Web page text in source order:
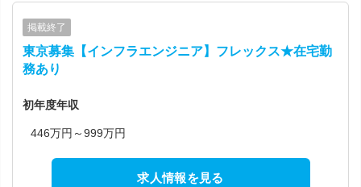
掲載終了
東京募集【インフラエンジニア】フレックス★在宅勤
務あり
初年度年収
446万円～999万円
求人情報を見る